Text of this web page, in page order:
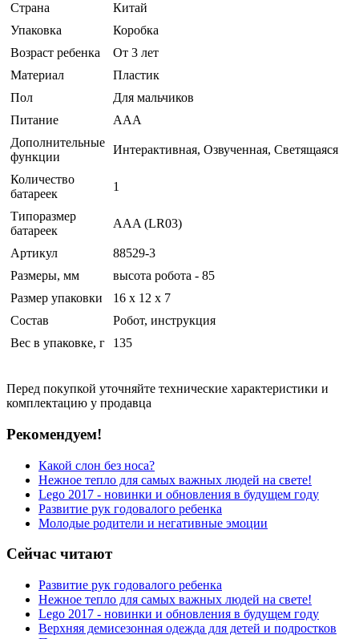
Страна
Китай
Упаковка
Коробка
Возраст ребенка
От 3 лет
Материал
Пластик
Пол
Для мальчиков
Питание
ААА
Дополнительные
функции
Интерактивная, Озвученная, Светящаяся
Количество
батареек
1
Типоразмер
батареек
AAA (LR03)
Артикул
88529-3
Размеры, мм
высота робота - 85
Размер упаковки
16 x 12 x 7
Состав
Робот, инструкция
Вес в упаковке, г
135
Перед покупкой уточняйте технические характеристики и
комплектацию у продавца
Рекомендуем!
Какой слон без носа?
Нежное тепло для самых важных людей на свете!
Lego 2017 - новинки и обновления в будущем году
Развитие рук годовалого ребенка
Молодые родители и негативные эмоции
Сейчас читают
Развитие рук годовалого ребенка
Нежное тепло для самых важных людей на свете!
Lego 2017 - новинки и обновления в будущем году
Верхняя демисезонная одежда для детей и подростков